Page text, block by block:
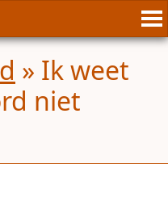
» Ik weet
niet